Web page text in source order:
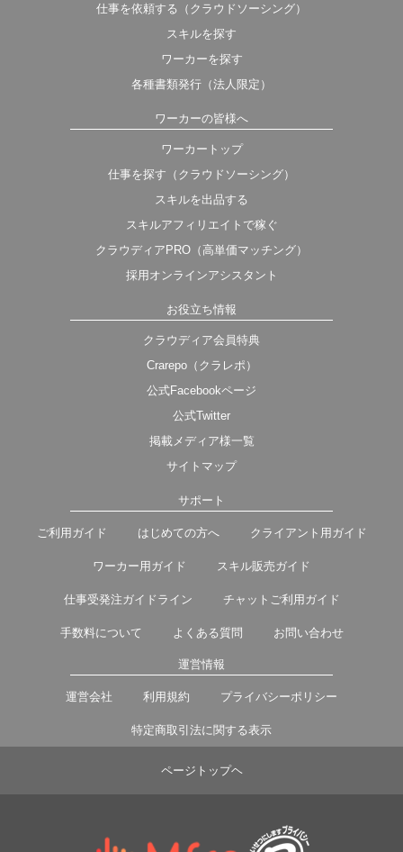
仕事を依頼する（クラウドソーシング）
スキルを探す
ワーカーを探す
各種書類発行（法人限定）
ワーカーの皆様へ
ワーカートップ
仕事を探す（クラウドソーシング）
スキルを出品する
スキルアフィリエイトで稼ぐ
クラウディアPRO（高単価マッチング）
採用オンラインアシスタント
お役立ち情報
クラウディア会員特典
Crarepo（クラレポ）
公式Facebookページ
公式Twitter
掲載メディア様一覧
サイトマップ
サポート
ご利用ガイド はじめての方へ クライアント用ガイド
ワーカー用ガイド スキル販売ガイド
仕事受発注ガイドライン チャットご利用ガイド
手数料について よくある質問 お問い合わせ
運営情報
運営会社 利用規約 プライバシーポリシー
特定商取引法に関する表示
ページトップヘ